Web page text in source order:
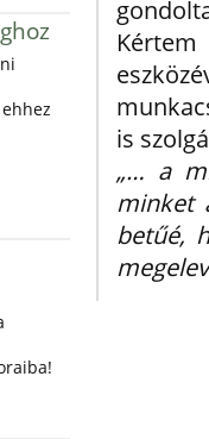
is
„… a
minket
betűé,